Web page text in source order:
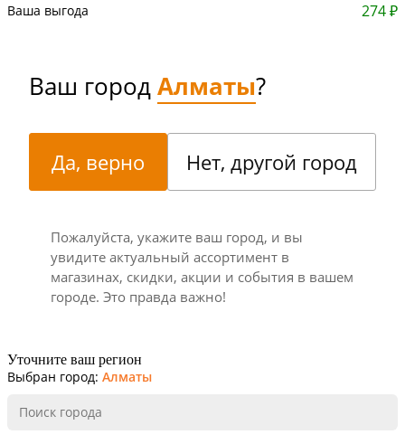
Ваша выгода 274 ₽
Ваш городАлматы?
Да, верно Нет, другой город
Пожалуйста, укажите ваш город, и вы
увидите актуальный ассортимент в
магазинах, скидки, акции и события в вашем
городе. Это правда важно!
Уточните ваш регион
Выбран город: Алматы